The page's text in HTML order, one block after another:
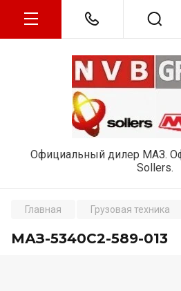
Официальный дилер МАЗ.
Sollers.
Главная Грузовая техника
МАЗ-5340С2-589-013